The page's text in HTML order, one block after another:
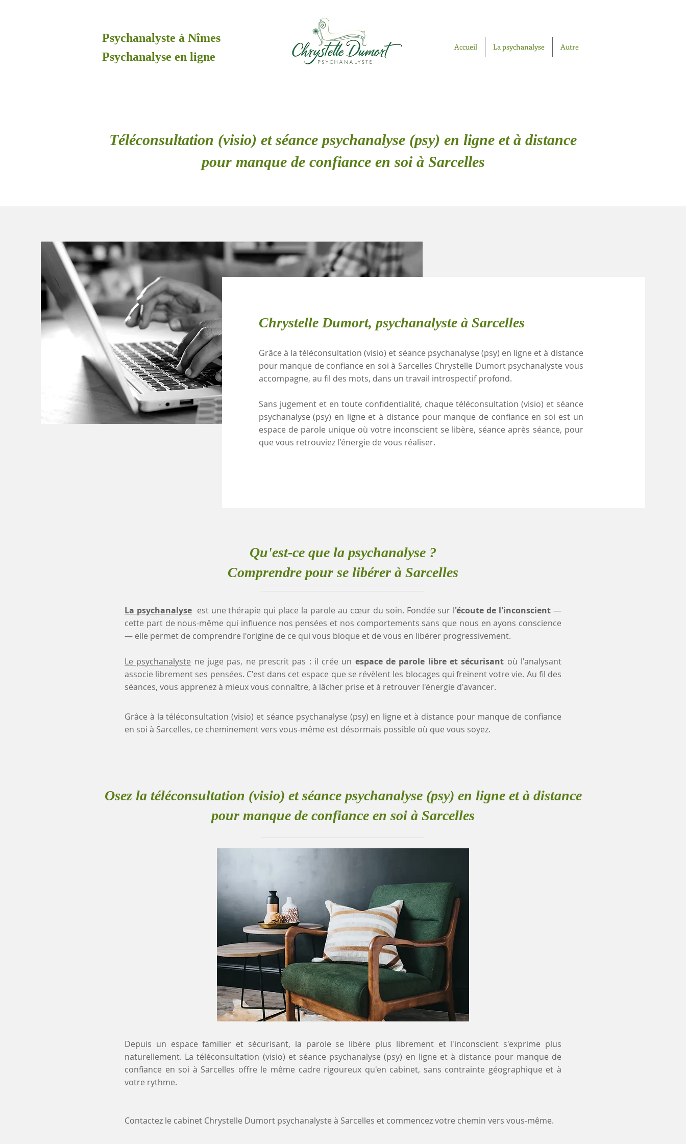
Psychanalyste à Nîmes
Psychanalyse en ligne
Accueil La psychanalyse Autre
Téléconsultation (visio) et séance psychanalyse (psy) en ligne et à distance
pour manque de confiance en soi à Sarcelles
Chrystelle Dumort, psychanalyste à Sarcelles
Grâce à la téléconsultation (visio) et séance psychanalyse (psy) en ligne et à distance
pour manque de confiance en soi à Sarcelles Chrystelle Dumort psychanalyste vous
accompagne, au fil des mots, dans un travail introspectif profond.
Sans jugement et en toute confidentialité, chaque téléconsultation (visio) et séance
psychanalyse (psy) en ligne et à distance pour manque de confiance en soi est un
espace de parole unique où votre inconscient se libère, séance après séance, pour
que vous retrouviez l'énergie de vous réaliser.
Qu'est-ce que la psychanalyse ?
Comprendre pour se libérer à Sarcelles
La psychanalyse est une thérapie qui place la parole au cœur du soin. Fondée sur l'écoute de l'inconscient—
cette part de nous-même qui influence nos pensées et nos comportements sans que nous en ayons conscience
— elle permet de comprendre l'origine de ce qui vous bloque et de vous en libérer progressivement.
Le psychanalyste ne juge pas, ne prescrit pas : il crée un espace de parole libre et sécurisant où l'analysant
associe librement ses pensées. C'est dans cet espace que se révèlent les blocages qui freinent votre vie. Au fil des
séances, vous apprenez à mieux vous connaître, à lâcher prise et à retrouver l'énergie d'avancer.
Grâce à la téléconsultation (visio) et séance psychanalyse (psy) en ligne et à distance pour manque de confiance
en soi à Sarcelles, ce cheminement vers vous-même est désormais possible où que vous soyez.
Osez la téléconsultation (visio) et séance psychanalyse (psy) en ligne et à distance
pour manque de confiance en soi à Sarcelles
Depuis un espace familier et sécurisant, la parole se libère plus librement et l'inconscient s'exprime plus
naturellement. La téléconsultation (visio) et séance psychanalyse (psy) en ligne et à distance pour manque de
confiance en soi à Sarcelles offre le même cadre rigoureux qu'en cabinet, sans contrainte géographique et à
votre rythme.
Contactez le cabinet Chrystelle Dumort psychanalyste à Sarcelles et commencez votre chemin vers vous-même.